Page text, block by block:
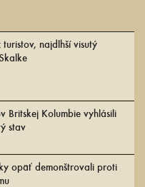
najdlhší visutý
Britskej Kolumbie vyhlásili
stav
opäť demonštrovali proti